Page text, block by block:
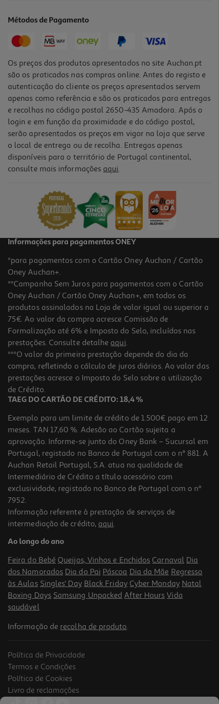
Métodos de Pagamento
Os preços dos produtos apresentados no site Auchan.pt
são os praticados nas compras online. Antes do registo e
autenticação do cliente os preços apresentados servem
apenas como referência e são os praticados para entregas
e recolhas no código postal 2650-435 Amadora. Após o
login e em função da proximidade e do código postal,
serão apresentados os preços em vigor na loja que serve
o local de entrega ou de recolha. Entregas apenas
disponíveis para o território de Portugal continental,
consulte mais informações aqui.
Informações para pagamentos ONEY
*para pagamentos com o Cartão Oney Auchan / Cartão
Oney Auchan+.
**Campanha Sem Juros para pagamentos com o Cartão
Oney Auchan / Cartão Oney Auchan+, em todos os
produtos assinalados na Loja de valor igual ou superior a
75€. Ao valor da compra acresce Comissão de
Formalização até 6% e Imposto do Selo, incluídos nas
prestações. Consulte detalhe aqui.
***O valor da primeira prestação depende do dia da
compra, refletindo o cálculo de juros diários. Ao valor das
prestações acresce o Imposto do Selo sobre a utilização
de Crédito.
TAEG DO CARTÃO DE CRÉDITO: 18,4 %
Exemplo para um limite de crédito de 1.500€ pago em 12
meses. TAN 17,60 %. Adesão ao Cartão sujeita a
aprovação. Informe-se junto do Oney Bank – Sucursal em
Portugal, registado no Banco de Portugal com o nº 881. A
Auchan Retail Portugal, S.A. atua na qualidade de
Intermediário de Crédito a título acessório com
exclusividade, registado no Banco de Portugal com o nº
7952.
Informação referente à prestação de serviços de
intermediação de crédito, aqui.
Ao longo do ano
Feira do Bebé Queijos, Vinhos e Enchidos Carnaval Dia
dos Namorados Dia do Pai Páscoa Dia da Mãe Regresso
às Aulas Singles' Day Black Friday Cyber Monday Natal
Boxing Days Samsung Unpacked After Hours Vida
saudável
Informação de recolha de produto.
Política de Privacidade
Termos e Condições
Política de Cookies
Livro de reclamações